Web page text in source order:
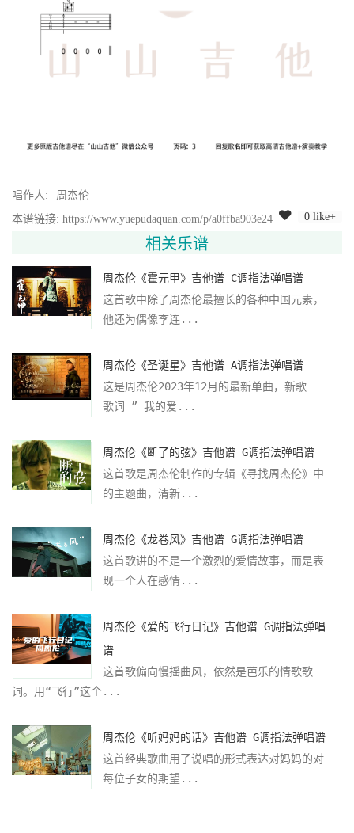
唱作人:
周杰伦
本谱链接: https://www.yuepudaquan.com/p/a0ffba903e24
0 like+
相关乐谱
周杰伦《霍元甲》吉他谱 C调指法弹唱谱
这首歌中除了周杰伦最擅长的各种中国元素，
他还为偶像李连...
周杰伦《圣诞星》吉他谱 A调指法弹唱谱
这是周杰伦2023年12月的最新单曲，新歌
歌词 ” 我的爱...
周杰伦《断了的弦》吉他谱 G调指法弹唱谱
这首歌是周杰伦制作的专辑《寻找周杰伦》中
的主题曲，清新...
周杰伦《龙卷风》吉他谱 G调指法弹唱谱
这首歌讲的不是一个激烈的爱情故事，而是表
现一个人在感情...
周杰伦《爱的飞行日记》吉他谱 G调指法弹唱
谱
这首歌偏向慢摇曲风，依然是芭乐的情歌歌
词。用“飞行”这个...
周杰伦《听妈妈的话》吉他谱 G调指法弹唱谱
这首经典歌曲用了说唱的形式表达对妈妈的对
每位子女的期望...